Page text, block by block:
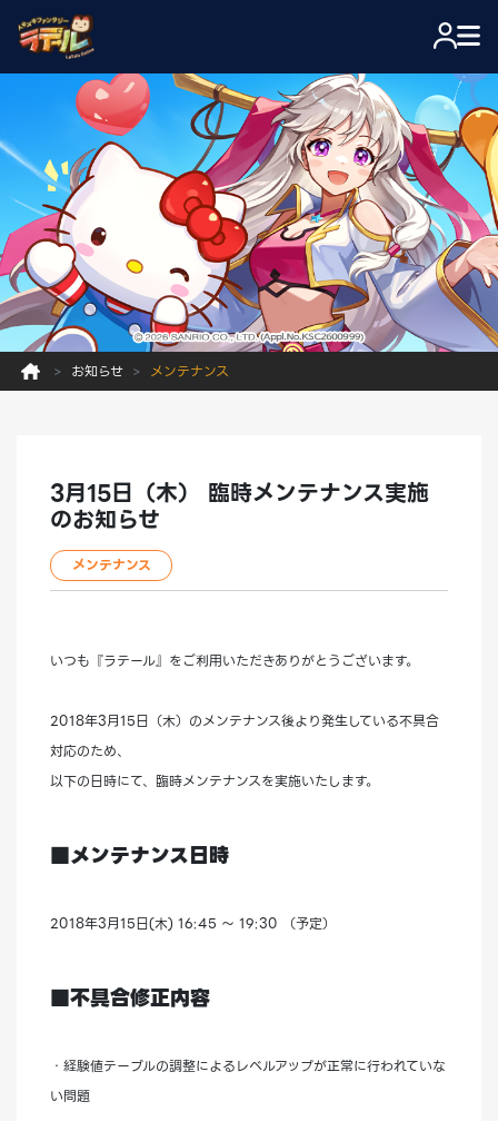
お知らせ メンテナンス
3月15日（木） 臨時メンテナンス実施
のお知らせ
メンテナンス
いつも『ラテール』をご利用いただきありがとうございます。
2018年3月15日（木）のメンテナンス後より発生している不具合
対応のため、
以下の日時にて、臨時メンテナンスを実施いたします。
■メンテナンス日時
2018年3月15日(木) 16:45 ～ 19:30 （予定）
■不具合修正内容
・経験値テーブルの調整によるレベルアップが正常に行われていな
い問題